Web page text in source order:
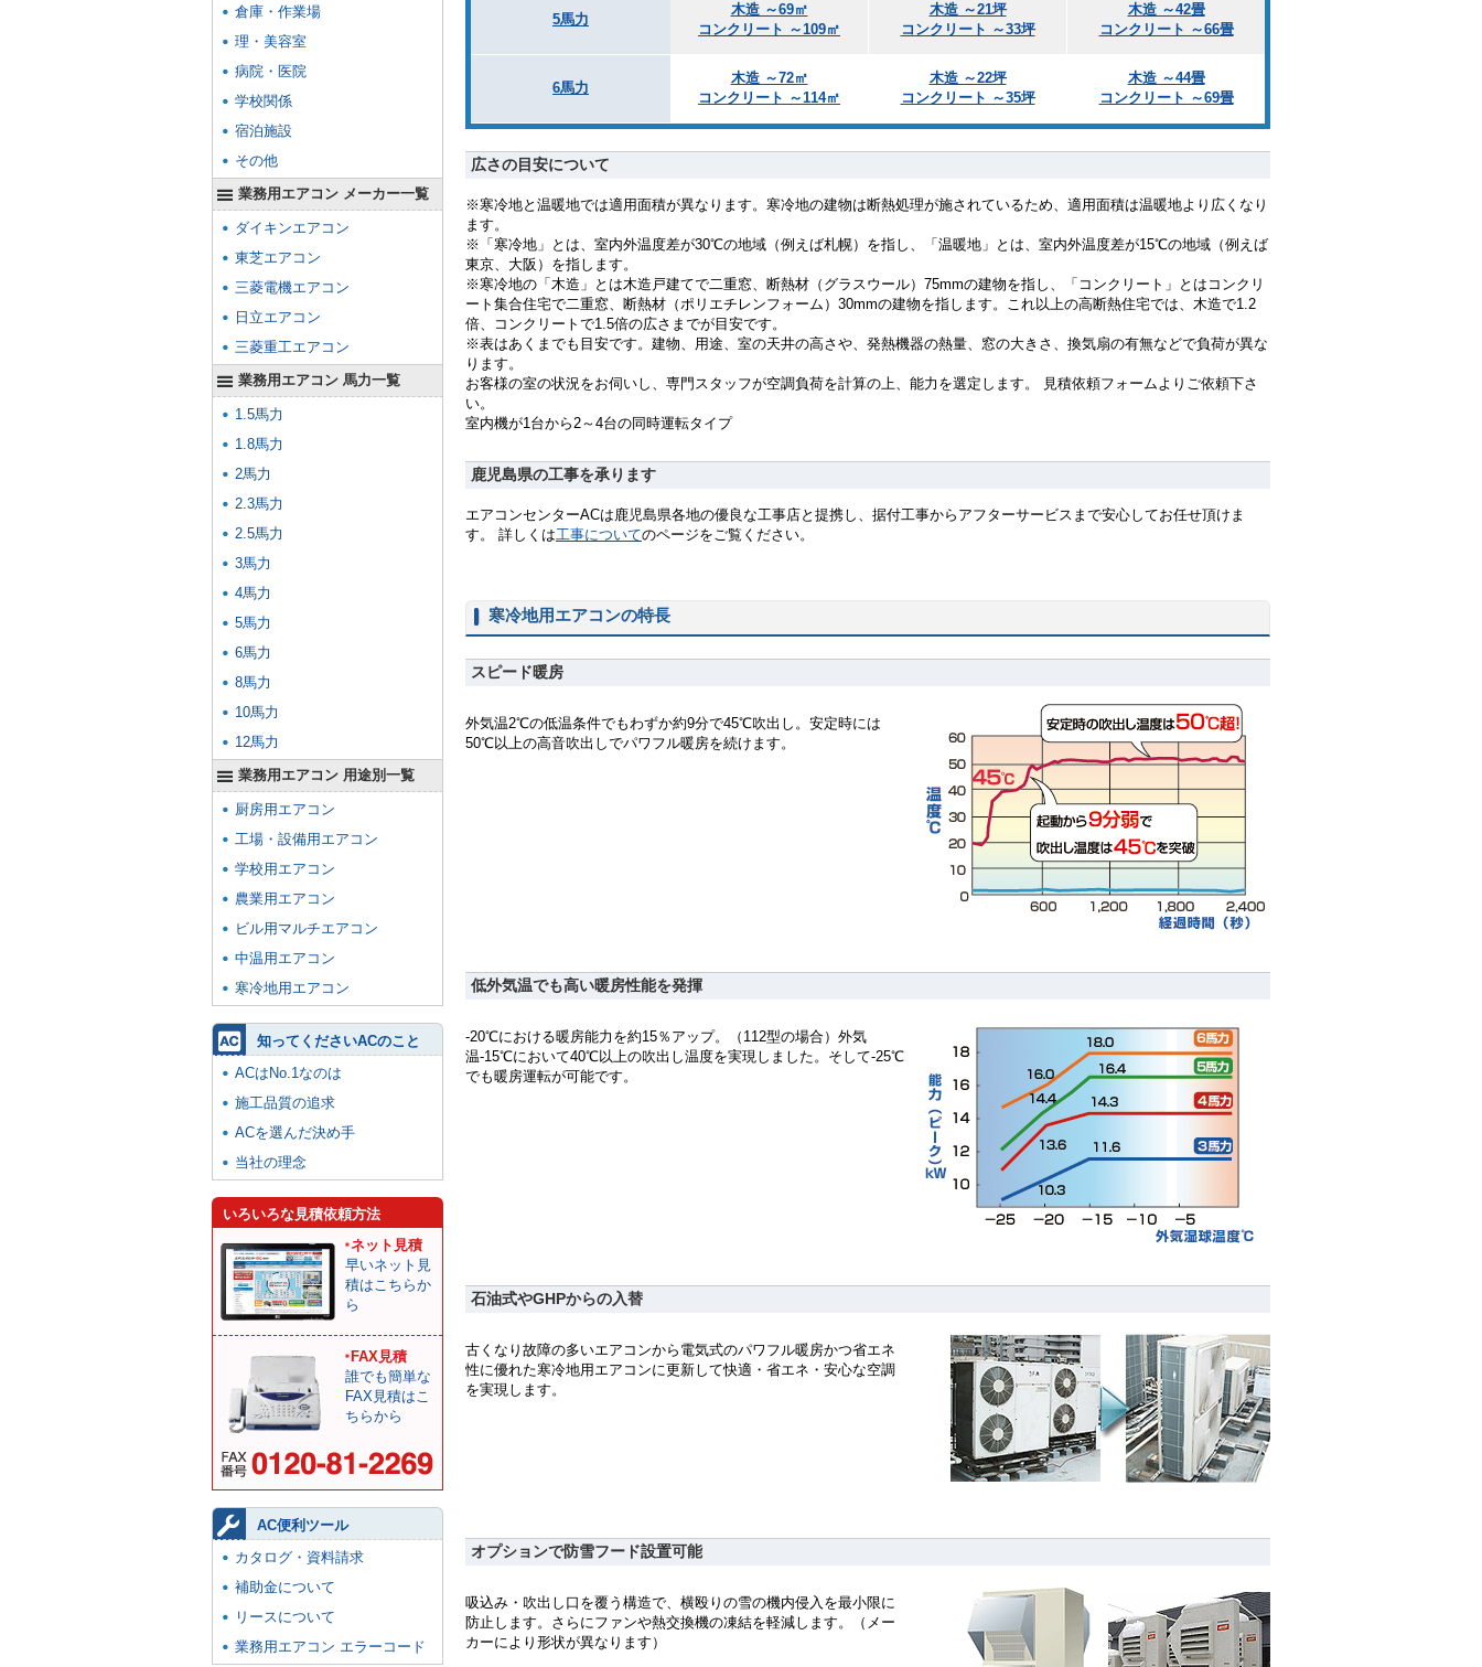
5馬力
木造 ～69㎡
コンクリート ～109㎡
木造 ～21坪
コンクリート ～33坪
木造 ～42畳
コンクリート ～66畳
6馬力
木造 ～72㎡
コンクリート ～114㎡
木造 ～22坪
コンクリート ～35坪
木造 ～44畳
コンクリート ～69畳
広さの目安について
※寒冷地と温暖地では適用面積が異なります。寒冷地の建物は断熱処理が施されているため、適用面積は温暖地より広くなり
ます。
※「寒冷地」とは、室内外温度差が30℃の地域（例えば札幌）を指し、「温暖地」とは、室内外温度差が15℃の地域（例えば
東京、大阪）を指します。
※寒冷地の「木造」とは木造戸建てで二重窓、断熱材（グラスウール）75mmの建物を指し、「コンクリート」とはコンクリ
ート集合住宅で二重窓、断熱材（ポリエチレンフォーム）30mmの建物を指します。これ以上の高断熱住宅では、木造で1.2
倍、コンクリートで1.5倍の広さまでが目安です。
※表はあくまでも目安です。建物、用途、室の天井の高さや、発熱機器の熱量、窓の大きさ、換気扇の有無などで負荷が異な
ります。
お客様の室の状況をお伺いし、専門スタッフが空調負荷を計算の上、能力を選定します。 見積依頼フォームよりご依頼下さ
い。
室内機が1台から2～4台の同時運転タイプ
鹿児島県の工事を承ります
エアコンセンターACは鹿児島県各地の優良な工事店と提携し、据付工事からアフターサービスまで安心してお任せ頂けま
す。 詳しくは工事についてのページをご覧ください。
寒冷地用エアコンの特長
スピード暖房
外気温2℃の低温条件でもわずか約9分で45℃吹出し。安定時には
50℃以上の高音吹出しでパワフル暖房を続けます。
低外気温でも高い暖房性能を発揮
-20℃における暖房能力を約15％アップ。（112型の場合）外気
温-15℃において40℃以上の吹出し温度を実現しました。そして-25℃
でも暖房運転が可能です。
石油式やGHPからの入替
古くなり故障の多いエアコンから電気式のパワフル暖房かつ省エネ
性に優れた寒冷地用エアコンに更新して快適・省エネ・安心な空調
を実現します。
オプションで防雪フード設置可能
吸込み・吹出し口を覆う構造で、横殴りの雪の機内侵入を最小限に
防止します。さらにファンや熱交換機の凍結を軽減します。（メー
カーにより形状が異なります）
倉庫・作業場
理・美容室
病院・医院
学校関係
宿泊施設
その他
業務用エアコン メーカー一覧
ダイキンエアコン
東芝エアコン
三菱電機エアコン
日立エアコン
三菱重工エアコン
業務用エアコン 馬力一覧
1.5馬力
1.8馬力
2馬力
2.3馬力
2.5馬力
3馬力
4馬力
5馬力
6馬力
8馬力
10馬力
12馬力
業務用エアコン 用途別一覧
厨房用エアコン
工場・設備用エアコン
学校用エアコン
農業用エアコン
ビル用マルチエアコン
中温用エアコン
寒冷地用エアコン
知ってくださいACのこと
ACはNo.1なのは
施工品質の追求
ACを選んだ決め手
当社の理念
いろいろな見積依頼方法
ネット見積
早いネット見
積はこちらか
ら
FAX見積
誰でも簡単な
FAX見積はこ
ちらから
AC便利ツール
カタログ・資料請求
補助金について
リースについて
業務用エアコン エラーコード